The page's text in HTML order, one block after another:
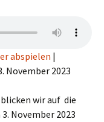
abspielen |
November 2023
blicken wir auf die
November 2023